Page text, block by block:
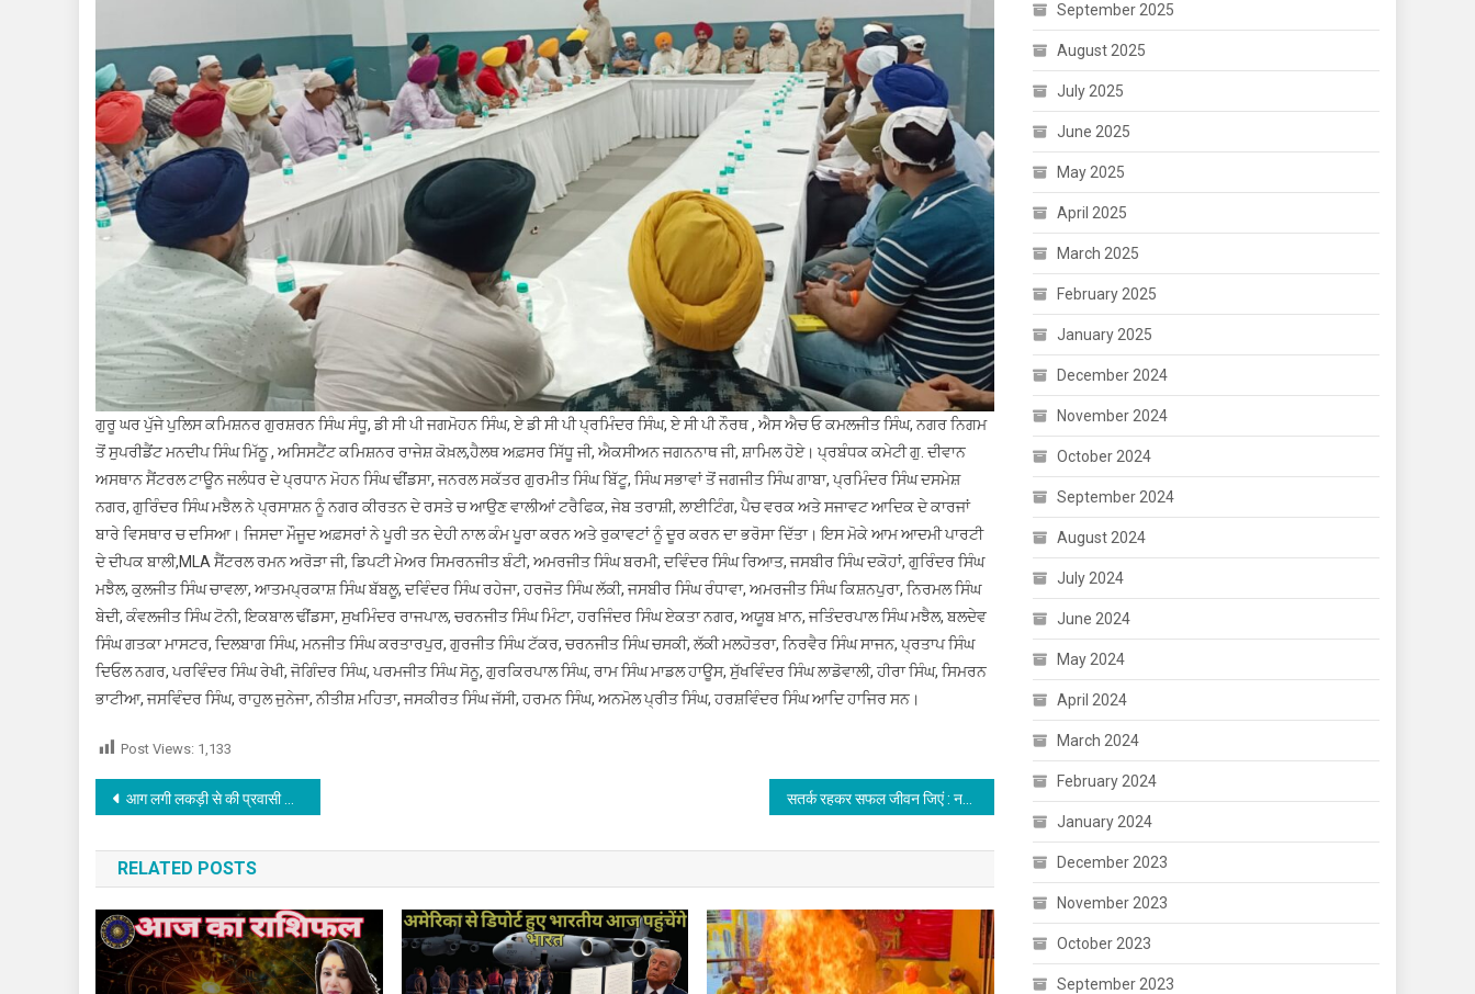
ਗੁਰੂ ਘਰ ਪੁੱਜੇ ਪੁਲਿਸ ਕਮਿਸ਼ਨਰ ਗੁਰਸ਼ਰਨ ਸਿੰਘ ਸੰਧੂ, ਡੀ ਸੀ ਪੀ ਜਗਮੋਹਨ ਸਿੰਘ, ਏ ਡੀ ਸੀ ਪੀ ਪ੍ਰਮਿੰਦਰ ਸਿੰਘ, ਏ ਸੀ ਪੀ ਨੌਰਥ , ਐਸ ਐਚ ਓ ਕਮਲਜੀਤ ਸਿੰਘ, ਨਗਰ ਨਿਗਮ
ਤੋਂ ਸੁਪਰੀਡੈਂਟ ਮਨਦੀਪ ਸਿੰਘ ਮਿੱਠੂ , ਅਸਿਸਟੈਂਟ ਕਮਿਸ਼ਨਰ ਰਾਜੇਸ਼ ਕੋਖ਼ਲ,ਹੈਲਥ ਅਫ਼ਸਰ ਸਿੱਧੂ ਜੀ, ਐਕਸੀਅਨ ਜਗਨਨਾਥ ਜੀ, ਸ਼ਾਮਿਲ ਹੋਏ। ਪ੍ਰਬੰਧਕ ਕਮੇਟੀ ਗੁ. ਦੀਵਾਨ
ਅਸਥਾਨ ਸੈਂਟਰਲ ਟਾਊਨ ਜਲੰਧਰ ਦੇ ਪ੍ਰਧਾਨ ਮੋਹਨ ਸਿੰਘ ਢੀਂਡਸਾ, ਜਨਰਲ ਸਕੱਤਰ ਗੁਰਮੀਤ ਸਿੰਘ ਬਿੱਟੂ, ਸਿੰਘ ਸਭਾਵਾਂ ਤੋਂ ਜਗਜੀਤ ਸਿੰਘ ਗਾਬਾ, ਪ੍ਰਮਿੰਦਰ ਸਿੰਘ ਦਸਮੇਸ਼
ਨਗਰ, ਗੁਰਿੰਦਰ ਸਿੰਘ ਮਝੈਲ ਨੇ ਪ੍ਰਸਾਸ਼ਨ ਨੂੰ ਨਗਰ ਕੀਰਤਨ ਦੇ ਰਸਤੇ ਚ ਆਉਣ ਵਾਲੀਆਂ ਟਰੈਫਿਕ, ਜੇਬ ਤਰਾਸ਼ੀ, ਲਾਈਟਿੰਗ, ਪੈਚ ਵਰਕ ਅਤੇ ਸਜਾਵਟ ਆਦਿਕ ਦੇ ਕਾਰਜਾਂ
ਬਾਰੇ ਵਿਸਥਾਰ ਚ ਦਸਿਆ। ਜਿਸਦਾ ਮੌਜੂਦ ਅਫ਼ਸਰਾਂ ਨੇ ਪੂਰੀ ਤਨ ਦੇਹੀ ਨਾਲ ਕੰਮ ਪੂਰਾ ਕਰਨ ਅਤੇ ਰੁਕਾਵਟਾਂ ਨੂੰ ਦੂਰ ਕਰਨ ਦਾ ਭਰੋਸਾ ਦਿੱਤਾ। ਇਸ ਮੋਕੇ ਆਮ ਆਦਮੀ ਪਾਰਟੀ
ਦੇ ਦੀਪਕ ਬਾਲੀ,MLA ਸੈਂਟਰਲ ਰਮਨ ਅਰੋੜਾ ਜੀ, ਡਿਪਟੀ ਮੇਅਰ ਸਿਮਰਨਜੀਤ ਬੰਟੀ, ਅਮਰਜੀਤ ਸਿੰਘ ਬਰਮੀ, ਦਵਿੰਦਰ ਸਿੰਘ ਰਿਆਤ, ਜਸਬੀਰ ਸਿੰਘ ਦਕੋਹਾਂ, ਗੁਰਿੰਦਰ ਸਿੰਘ
ਮਝੈਲ, ਕੁਲਜੀਤ ਸਿੰਘ ਚਾਵਲਾ, ਆਤਮਪ੍ਰਕਾਸ਼ ਸਿੰਘ ਬੱਬਲੂ, ਦਵਿੰਦਰ ਸਿੰਘ ਰਹੇਜਾ, ਹਰਜੋਤ ਸਿੰਘ ਲੱਕੀ, ਜਸਬੀਰ ਸਿੰਘ ਰੰਧਾਵਾ, ਅਮਰਜੀਤ ਸਿੰਘ ਕਿਸ਼ਨਪੁਰਾ, ਨਿਰਮਲ ਸਿੰਘ
ਬੇਦੀ, ਕੰਵਲਜੀਤ ਸਿੰਘ ਟੋਨੀ, ਇਕਬਾਲ ਢੀਂਡਸਾ, ਸੁਖਮਿੰਦਰ ਰਾਜਪਾਲ, ਚਰਨਜੀਤ ਸਿੰਘ ਮਿੰਟਾ, ਹਰਜਿੰਦਰ ਸਿੰਘ ਏਕਤਾ ਨਗਰ, ਅਯੂਬ ਖ਼ਾਨ, ਜਤਿੰਦਰਪਾਲ ਸਿੰਘ ਮਝੈਲ, ਬਲਦੇਵ
ਸਿੰਘ ਗਤਕਾ ਮਾਸਟਰ, ਦਿਲਬਾਗ ਸਿੰਘ, ਮਨਜੀਤ ਸਿੰਘ ਕਰਤਾਰਪੁਰ, ਗੁਰਜੀਤ ਸਿੰਘ ਟੱਕਰ, ਚਰਨਜੀਤ ਸਿੰਘ ਚਸਕੀ, ਲੱਕੀ ਮਲਹੋਤਰਾ, ਨਿਰਵੈਰ ਸਿੰਘ ਸਾਜਨ, ਪ੍ਰਤਾਪ ਸਿੰਘ
ਦਿਓਲ ਨਗਰ, ਪਰਵਿੰਦਰ ਸਿੰਘ ਰੇਖੀ, ਜੋਗਿੰਦਰ ਸਿੰਘ, ਪਰਮਜੀਤ ਸਿੰਘ ਸੋਨੂ, ਗੁਰਕਿਰਪਾਲ ਸਿੰਘ, ਰਾਮ ਸਿੰਘ ਮਾਡਲ ਹਾਊਸ, ਸੁੱਖਵਿੰਦਰ ਸਿੰਘ ਲਾਡੋਵਾਲੀ, ਹੀਰਾ ਸਿੰਘ, ਸਿਮਰਨ
ਭਾਟੀਆ, ਜਸਵਿੰਦਰ ਸਿੰਘ, ਰਾਹੁਲ ਜੁਨੇਜਾ, ਨੀਤੀਸ਼ ਮਹਿਤਾ, ਜਸਕੀਰਤ ਸਿੰਘ ਜੱਸੀ, ਹਰਮਨ ਸਿੰਘ, ਅਨਮੋਲ ਪ੍ਰੀਤ ਸਿੰਘ, ਹਰਸ਼ਵਿੰਦਰ ਸਿੰਘ ਆਦਿ ਹਾਜਿਰ ਸਨ।
Post Views: 1,133
Post navigation
आग लगी लकड़ी से की प्रवासी युवक की पिटाई
RELATED POSTS
September 2025
August 2025
July 2025
June 2025
May 2025
April 2025
March 2025
February 2025
January 2025
December 2024
November 2024
October 2024
September 2024
August 2024
July 2024
June 2024
May 2024
April 2024
March 2024
February 2024
January 2024
December 2023
November 2023
October 2023
September 2023